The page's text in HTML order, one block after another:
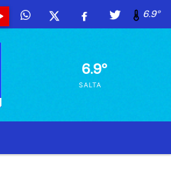
6.9º
6.9º
SALTA